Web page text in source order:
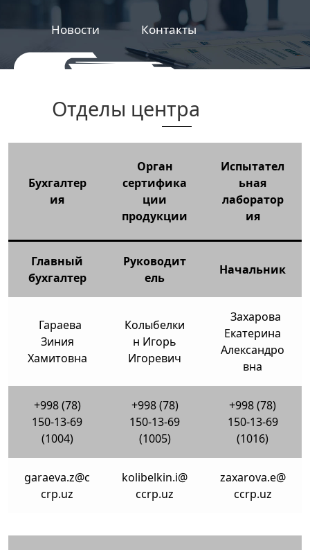
Новости Контакты
железнодорожной продукции
Отделы центра
Бухгалтер
ия
Орган
сертифика
ции
продукции
Испытател
ьная
лаборатор
ия
Главный
бухгалтер
Руководит
ель
Начальник
Гараева
Зиния
Хамитовна
Колыбелки
н Игорь
Игоревич
Захарова
Екатерина
Александро
вна
+998 (78)
150-13-69
(1004)
+998 (78)
150-13-69
(1005)
+998 (78)
150-13-69
(1016)
garaeva.z@c
crp.uz
kolibelkin.i@
ccrp.uz
zaxarova.e@
ccrp.uz